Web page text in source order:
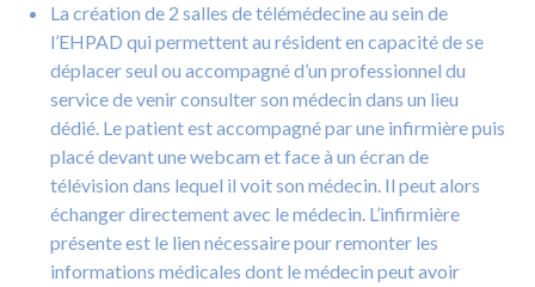
La création de 2 salles de télémédecine au sein de
l’EHPAD qui permettent au résident en capacité de se
déplacer seul ou accompagné d’un professionnel du
service de venir consulter son médecin dans un lieu
dédié. Le patient est accompagné par une infirmière puis
placé devant une webcam et face à un écran de
télévision dans lequel il voit son médecin. Il peut alors
échanger directement avec le médecin. L’infirmière
présente est le lien nécessaire pour remonter les
informations médicales dont le médecin peut avoir